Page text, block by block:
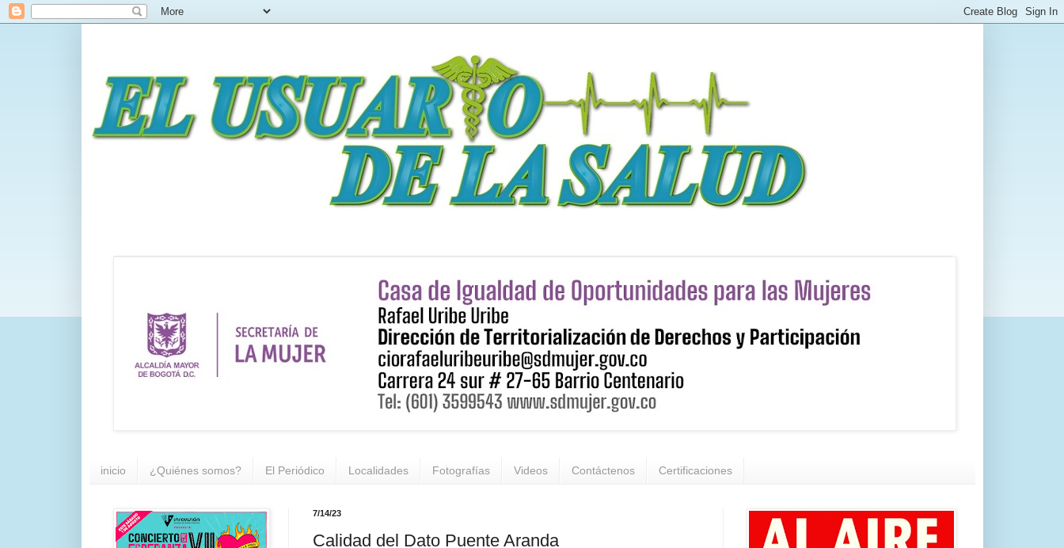
inicio ¿Quiénes somos? El Periódico Localidades Fotografías Videos Contáctenos Certificaciones
7/14/23
Calidad del Dato Puente Aranda